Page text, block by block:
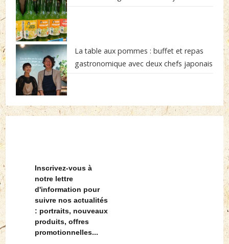
La table aux pommes : buffet et repas
gastronomique avec deux chefs japonais
Inscrivez-vous à
notre lettre
d'information pour
suivre nos actualités
: portraits, nouveaux
produits, offres
promotionnelles...